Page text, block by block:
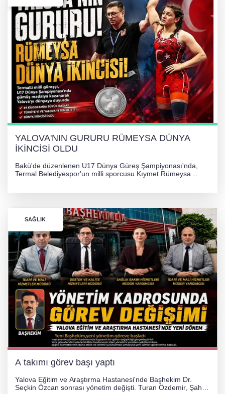
YALOVA'NIN GURURU RÜMEYSA DÜNYA
İKİNCİSİ OLDU
Bakü'de düzenlenen U17 Dünya Güreş Şampiyonası'nda,
Termal Belediyespor'un milli sporcusu Kıymet Rümeysa
SAĞLIK
A takımı görev başı yaptı
Yalova Eğitim ve Araştırma Hastanesi'nde Başhekim Dr.
Seçkin Özcan sonrası yönetim değişti. Turan Özdemir, Şahin